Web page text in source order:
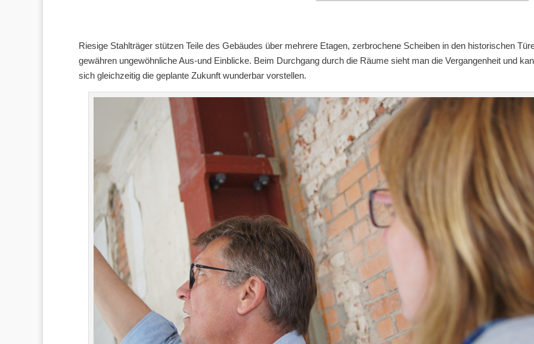
Riesige Stahlträger stützen Teile des Gebäudes über mehrere Etagen, zerbrochene Scheiben in den historischen
gewähren ungewöhnliche Aus-und Einblicke. Beim Durchgang durch die Räume sieht man die Vergangenheit und
sich gleichzeitig die geplante Zukunft wunderbar vorstellen.